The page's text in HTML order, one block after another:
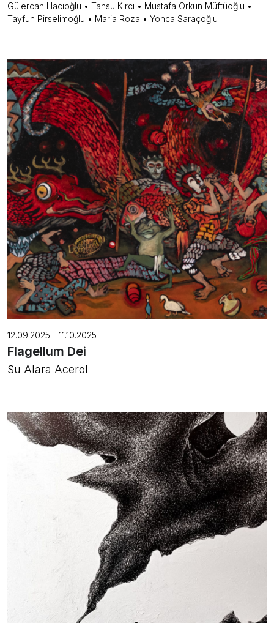
Gülercan Hacıoğlu • Tansu Kırcı • Mustafa Orkun Müftüoğlu •
Tayfun Pirselimoğlu • Maria Roza • Yonca Saraçoğlu
12.09.2025 - 11.10.2025
Flagellum Dei
Su Alara Acerol